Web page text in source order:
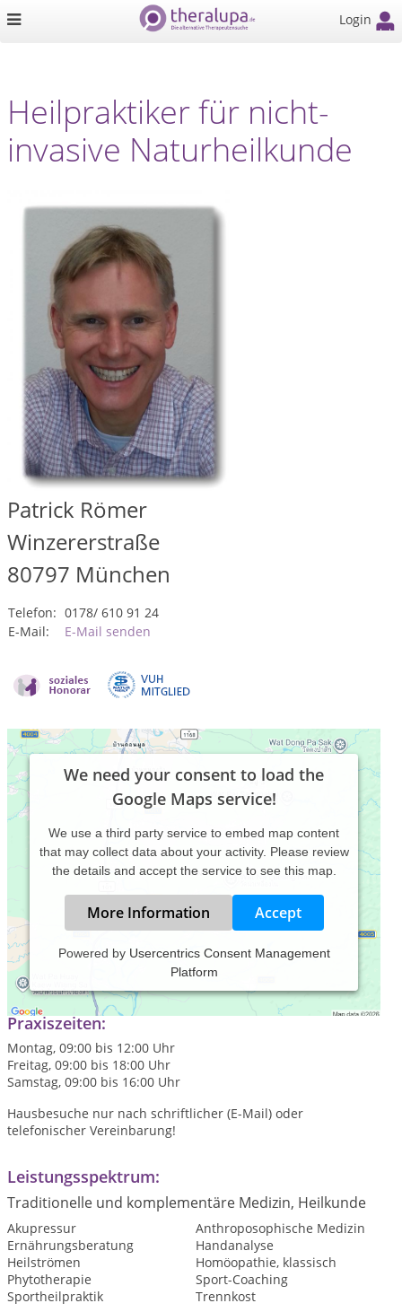
Login
Heilpraktiker für nicht-
invasive Naturheilkunde
Patrick Römer
Winzererstraße
80797 München
Telefon: 0178/ 610 91 24
E-Mail:
E-Mail senden
We need your consent to load the
Google Maps service!
We use a third party service to embed map content
that may collect data about your activity. Please review
the details and accept the service to see this map.
More Information Accept
Powered by Usercentrics Consent Management
Platform
Nicht-invasive Volks- und Naturheilkunde
Praxiszeiten:
Montag, 09:00 bis 12:00 Uhr
Freitag, 09:00 bis 18:00 Uhr
Samstag, 09:00 bis 16:00 Uhr
Hausbesuche nur nach schriftlicher (E-Mail) oder
telefonischer Vereinbarung!
Leistungsspektrum:
Traditionelle und komplementäre Medizin, Heilkunde
Akupressur
Anthroposophische Medizin
Ernährungsberatung
Handanalyse
Heilströmen
Homöopathie, klassisch
Phytotherapie
Sport-Coaching
Sportheilpraktik
Trennkost